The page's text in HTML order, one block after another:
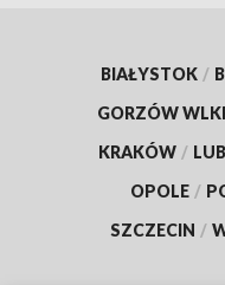
BIAŁYSTOK /
GORZÓW
KRAKÓW /
OPOLE /
SZCZECIN /